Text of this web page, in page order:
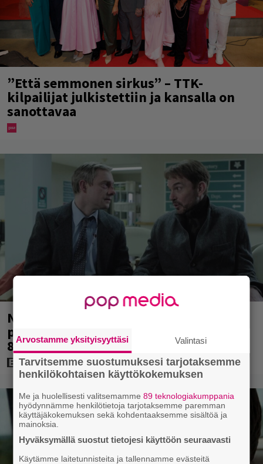
”Että semmonen sirkus” – TTK-
kilpailijat julkistettiin ja kansalla on
sanottavaa
Nyt Netflixissä: Yksi viime vuosien
parhaista rikossarjoista – IMDB-arvio
8,8Arvostamme yksityisyyttäsi Valintasi
Tarvitsemme suostumuksesi tarjotaksemme
henkilökohtaisen käyttökokemuksen
Me ja huolellisesti valitsemamme89 teknologiakumppania
hyödynnämme henkilötietoja tarjotaksemme paremman
käyttäjäkokemuksen sekä kohdentaaksemme sisältöä ja
mainoksia.
Hyväksymällä suostut tietojesi käyttöön seuraavasti
Käytämme laitetunnisteita ja tallennamme evästeitä